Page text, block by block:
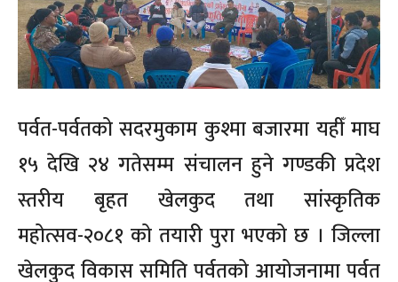
पर्वत-पर्वतको सदरमुकाम कुश्मा बजारमा यहीँ माघ
१५ देखि २४ गतेसम्म संचालन हुने गण्डकी प्रदेश
स्तरीय बृहत खेलकुद तथा सांस्कृतिक
महोत्सव-२०८१ को तयारी पुरा भएको छ । जिल्ला
खेलकुद विकास समिति पर्वतको आयोजनामा पर्वत